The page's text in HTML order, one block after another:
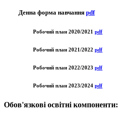
Денна форма навчання pdf
Робочий план 2020/2021 pdf
Робочий план 2021/2022 pdf
Робочий план 2022/2023 pdf
Робочий план 2023/2024 pdf
Обов'язкові освітні компоненти: